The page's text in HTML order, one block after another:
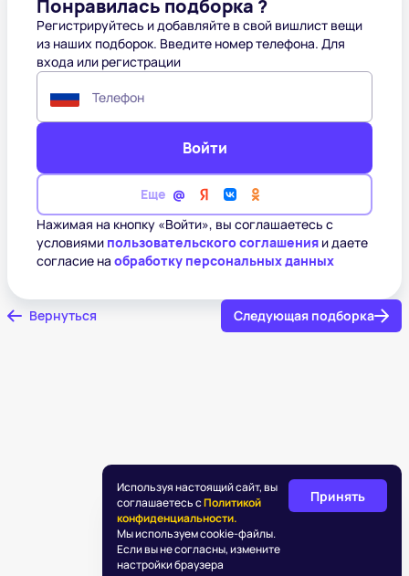
Понравилась подборка ?
Регистрируйтесь и добавляйте в свой вишлист вещи
из наших подборок. Введите номер телефона. Для
входа или регистрации
Телефон
Войти
Еще
Нажимая на кнопку «Войти», вы соглашаетесь с
условиями пользовательского соглашения и даете
согласие на обработку персональных данных
Вернуться Следующая подборка
Используя настоящий сайт, вы
соглашаетесь сПолитикой
конфиденциальности.
Мы используем cookie-файлы.
Если вы не согласны, измените
настройки браузера
Принять